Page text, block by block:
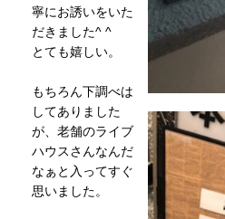
寧にお誘いをいた
だきました^ ^
とても嬉しい。
もちろん下調べは
してありました
が、老舗のライブ
ハウスさんなんだ
なぁと入ってすぐ
思いました。